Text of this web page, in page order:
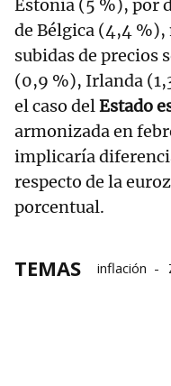
Estonia (5 %), por
de Bélgica (4,4
subidas de precios
(0,9 %), Irlanda
el caso delEstado
armonizada en
implicaría
respecto de la
porcentual.
TEMAS inflación